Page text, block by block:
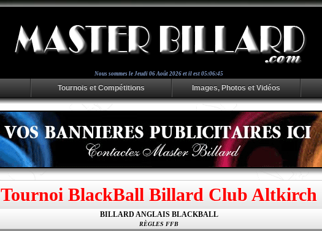
Nous sommes le Jeudi 06 Août 2026 et il est 05:06:46
Tournois et Compétitions Images, Photos et Vidéos
Tournoi BlackBall Billard Club Altkirch
BILLARD ANGLAIS BLACKBALL
RÈGLES FFB